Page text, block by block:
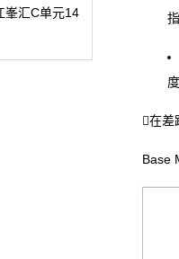
峯汇C单元14
在差
Base